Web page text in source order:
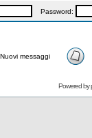
Password:
Nuovi messaggi
Powered by